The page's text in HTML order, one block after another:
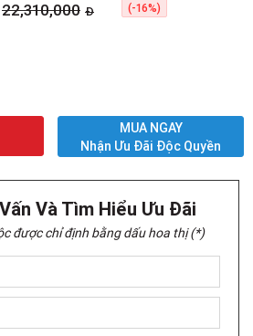
22,310,000 Đ (-16%)
MUA NGAY
Nhận Ưu Đãi Độc Quyền
Và Tìm Hiểu Ưu Đãi
được chỉ định bằng dấu hoa thị (*)